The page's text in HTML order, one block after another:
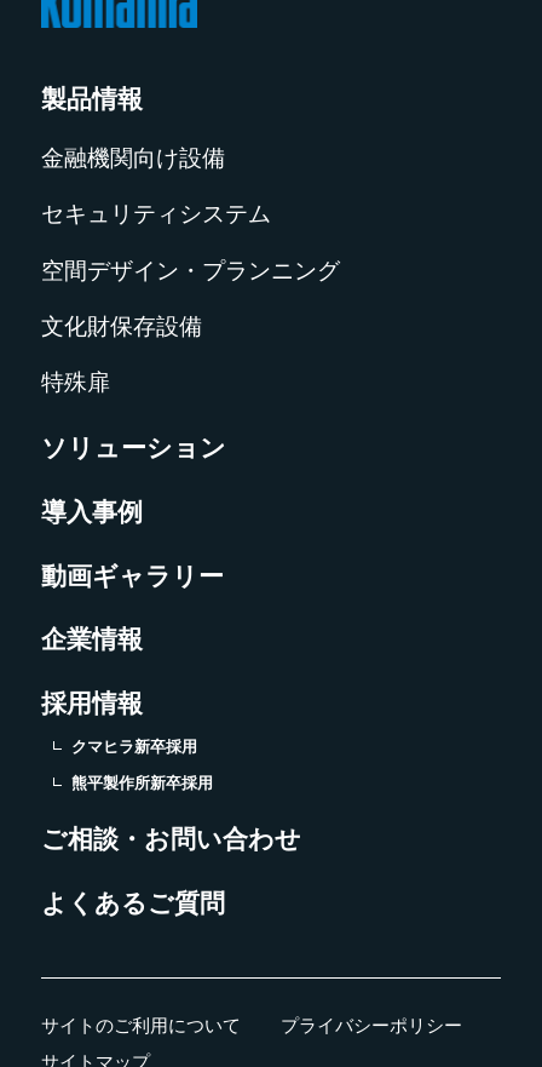
製品情報
金融機関向け設備
セキュリティシステム
空間デザイン・プランニング
文化財保存設備
特殊扉
ソリューション
導入事例
動画ギャラリー
企業情報
採用情報
クマヒラ新卒採用
熊平製作所新卒採用
ご相談・お問い合わせ
よくあるご質問
サイトのご利用について
プライバシーポリシー
サイトマップ